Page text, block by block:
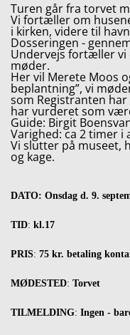
Turen går fra torvet
Vi fortæller om
i kirken, videre til
Dosseringen -
Undervejs fortæller vi
møder.
Her vil Merete Moos
beplantning”, vi
som Registranten
har vurderet som
Guide: Birgit
Varighed: ca 2 timer i
Vi slutter på museet,
og kage.
DATO: Onsdag d. 9.
TID: kl.17
PRIS: 75 kr. betaling
MØDESTED: Torvet
TILMELDING: Ingen -